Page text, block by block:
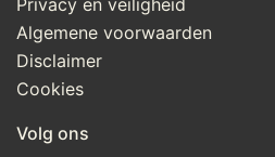
Privacy en veiligheid
Algemene voorwaarden
Disclaimer
Cookies
Volg ons